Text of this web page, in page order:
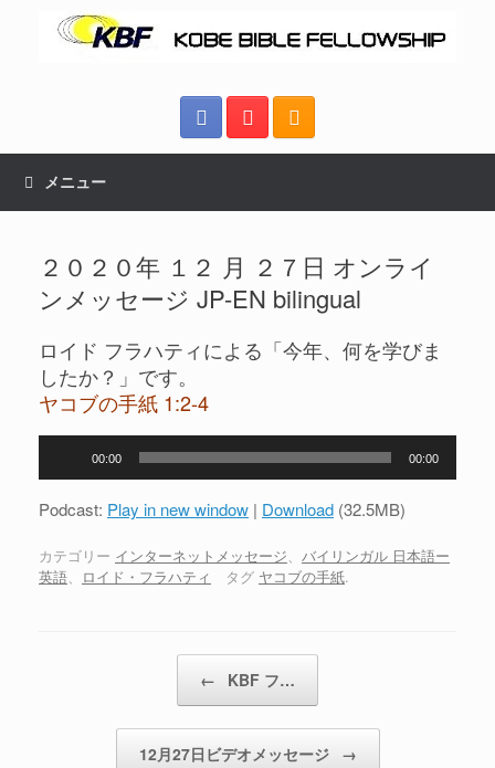
メニュー
２０２０年 １２ 月 ２７日 オンライ
ンメッセージ JP-EN bilingual
ロイド フラハティによる「今年、何を学びま
したか？」です。
ヤコブの手紙 1:2-4
プ
ー
ヤ
00:00 00:00
Podcast: Play in new window | Download (32.5MB)
カテゴリー インターネットメッセージ、 バイリンガル 日本語ー
英語、 ロイド・フラハティ タグ ヤコブの手紙.
← KBF フ…
12月27日ビデオメッセージ →